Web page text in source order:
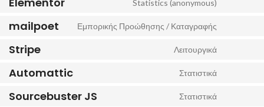
Statistics (anonymous)
mailpoet Εμπορικής Προώθησης / Καταγραφής
Stripe Λειτουργικά
Automattic Στατιστικά
Sourcebuster JS Στατιστικά